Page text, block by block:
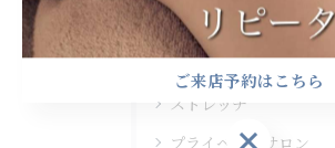
ヘッドスパ
アロママッサージ
ストレッチ
プライベートサロン
ご来店予約はこちら
ご来店予約はこちら